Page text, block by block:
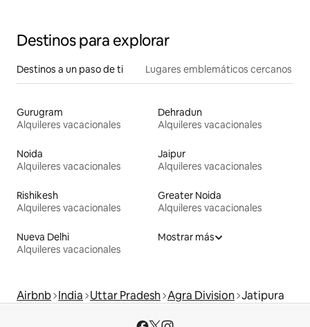
Destinos para explorar
Destinos a un paso de ti Lugares emblemáticos cercanos
Gurugram
Alquileres vacacionales
Dehradun
Alquileres vacacionales
Noida
Alquileres vacacionales
Jaipur
Alquileres vacacionales
Rishikesh
Alquileres vacacionales
Greater Noida
Alquileres vacacionales
Nueva Delhi
Alquileres vacacionales
Mostrar más
Airbnb India Uttar Pradesh Agra Division Jatipura